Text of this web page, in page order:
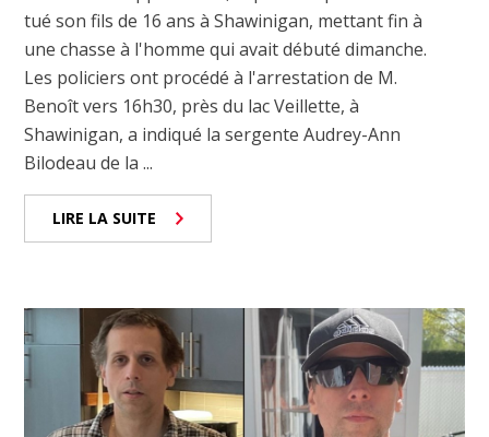
tué son fils de 16 ans à Shawinigan, mettant fin à
une chasse à l'homme qui avait débuté dimanche.
Les policiers ont procédé à l'arrestation de M.
Benoît vers 16h30, près du lac Veillette, à
Shawinigan, a indiqué la sergente Audrey-Ann
Bilodeau de la ...
LIRE LA SUITE